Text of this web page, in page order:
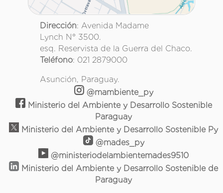
Dirección: Avenida Madame
Lynch N° 3500.
esq. Reservista de la Guerra del Chaco.
Teléfono: 021 2879000
Asunción, Paraguay.
@mambiente_py
Ministerio del Ambiente y Desarrollo Sostenible
Paraguay
Ministerio del Ambiente y Desarrollo Sostenible Py
@mades_py
@ministeriodelambientemades9510
Ministerio del Ambiente y Desarrollo Sostenible de
Paraguay